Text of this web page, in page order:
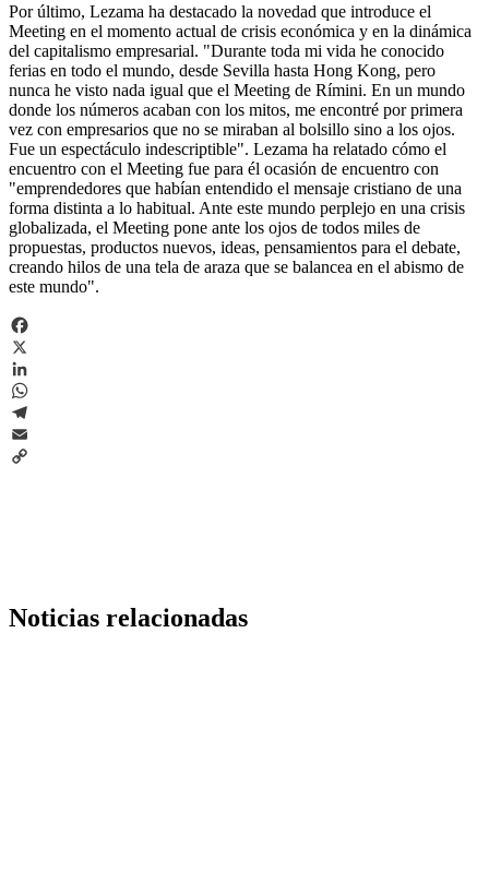
Por último, Lezama ha destacado la novedad que introduce el
Meeting en el momento actual de crisis económica y en la dinámica
del capitalismo empresarial. "Durante toda mi vida he conocido
ferias en todo el mundo, desde Sevilla hasta Hong Kong, pero
nunca he visto nada igual que el Meeting de Rímini. En un mundo
donde los números acaban con los mitos, me encontré por primera
vez con empresarios que no se miraban al bolsillo sino a los ojos.
Fue un espectáculo indescriptible". Lezama ha relatado cómo el
encuentro con el Meeting fue para él ocasión de encuentro con
"emprendedores que habían entendido el mensaje cristiano de una
forma distinta a lo habitual. Ante este mundo perplejo en una crisis
globalizada, el Meeting pone ante los ojos de todos miles de
propuestas, productos nuevos, ideas, pensamientos para el debate,
creando hilos de una tela de araza que se balancea en el abismo de
este mundo".
Facebook
X
LinkedIn
WhatsApp
Telegram
Email
Noticias relacionadas